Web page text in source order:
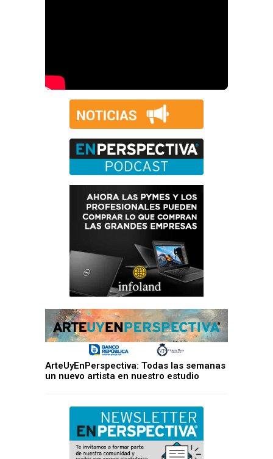
ArteUyEnPerspectiva: Todas las semanas
un nuevo artista en nuestro estudio